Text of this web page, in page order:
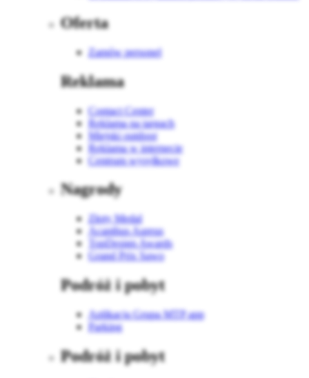
Oferta
Zamów personel
Reklama
Contact Center
Reklama na targach
Miejski outdoor
Reklama w internecie
Centrum wysyłkowe
Nagrody
Złoty Medal
Acanthus Aureus
TopDesign Awards
Grand Prix Sawo
Podróż i pobyt
Aplikacja Grupa MTP app
Parking
Podróż i pobyt